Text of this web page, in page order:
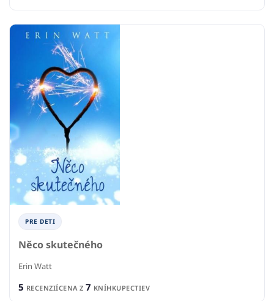
PRE DETI
Něco skutečného
Erin Watt
5 RECENZIÍCENA Z 7 KNÍHKUPECTIEV